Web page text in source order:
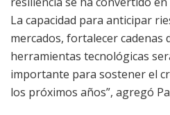
La capacidad para anticipar
mercados, fortalecer
herramientas tecnológicas
importante para sostener el
los próximos años”, agregó